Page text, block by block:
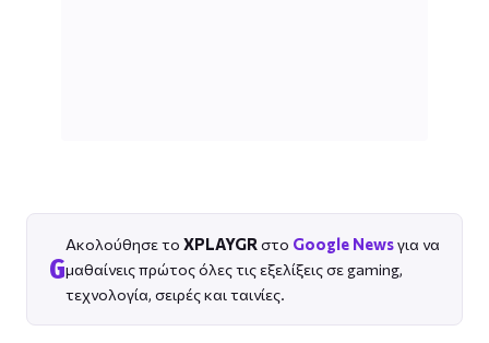
G
Ακολούθησε το XPLAYGR στο Google Newsγια να
μαθαίνεις πρώτος όλες τις εξελίξεις σε gaming,
τεχνολογία, σειρές και ταινίες.